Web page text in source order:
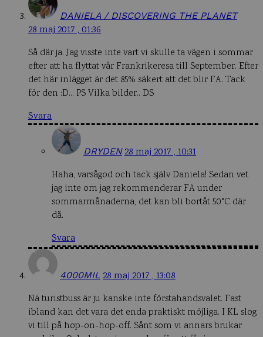
DANIELA / DISCOVERING THE PLANET
28 maj 2017 , 01:36
Så där ja. Jag visste inte vart vi skulle ta vägen i sommar
efter att ha flyttat vår Frankrikeresa till September. Efter
det här inlägget är det 85% säkert att det blir FA. Tack
för den :D… PS Vilka bilder.. DS
Svara
DRYDEN 28 maj 2017 , 10:31
Haha, varsågod och tack själv Daniela! Sedan vet
jag inte om jag rekommenderar FA under
sommarmånaderna, det kan bli bortåt 50°C där
då.
Svara
4000MIL 28 maj 2017 , 13:08
Nä turistbuss är ju kanske inte förstahandsvalet. Fast
ibland kan det vara det enda praktiskt möjliga. I KL slog
vi till på hop-on-hop-off. Sånt som vi annars brukar